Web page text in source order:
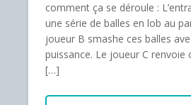
comment ça se déroule :
une série de balles en lob au
joueur B smashe ces balles
puissance. Le joueur C renvoie
[…]